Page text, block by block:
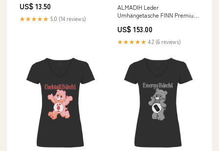
US$ 13.50
★★★★★ 5.0 (14 reviews)
ALMADIH Leder
Umhängetasche FINN Premium
Messenger Schultertasche
Freizeittasc cvp_80
US$ 153.00
★★★★★ 4.2 (6 reviews)